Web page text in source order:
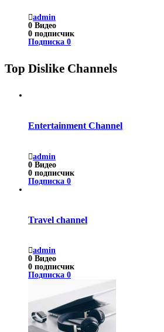
admin
0 Видео
0 подписчик
Подписка 0
Top Dislike Channels
Entertainment Channel
admin
0 Видео
0 подписчик
Подписка 0
Travel channel
admin
0 Видео
0 подписчик
Подписка 0